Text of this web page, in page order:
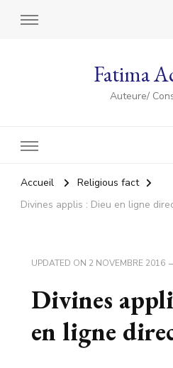
Fatima
Auteure/
Accueil
Religious fact
Divines applis : Dieu en ligne
UPDATED ON 2 NOVEMBRE 2016
Divines
en ligne